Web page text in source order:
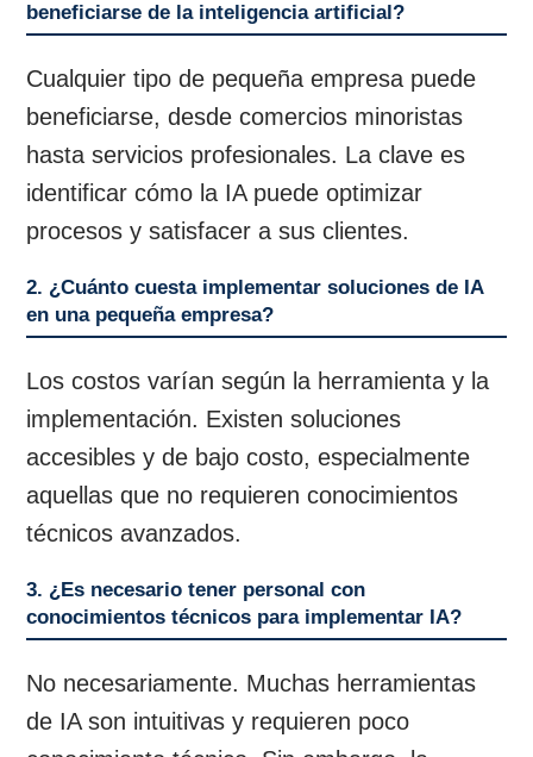
beneficiarse de la inteligencia artificial?
Cualquier tipo de pequeña empresa puede
beneficiarse, desde comercios minoristas
hasta servicios profesionales. La clave es
identificar cómo la IA puede optimizar
procesos y satisfacer a sus clientes.
2. ¿Cuánto cuesta implementar soluciones de IA
en una pequeña empresa?
Los costos varían según la herramienta y la
implementación. Existen soluciones
accesibles y de bajo costo, especialmente
aquellas que no requieren conocimientos
técnicos avanzados.
3. ¿Es necesario tener personal con
conocimientos técnicos para implementar IA?
No necesariamente. Muchas herramientas
de IA son intuitivas y requieren poco